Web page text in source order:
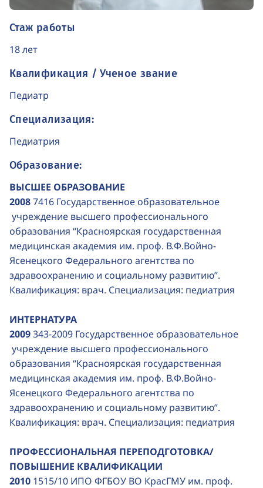
Стаж работы
18 лет
Квалификация / Ученое звание
Педиатр
Специализация:
Педиатрия
Образование:
ВЫСШЕЕ ОБРАЗОВАНИЕ
20087416 Государственное образовательное
учреждение высшего профессионального
образования “Красноярская государственная
медицинская академия им. проф. В.Ф.Войно-
Ясенецкого Федерального агентства по
здравоохранению и социальному развитию”.
Квалификация: врач. Специализация: педиатрия
ИНТЕРНАТУРА
2009343-2009 Государственное образовательное
учреждение высшего профессионального
образования “Красноярская государственная
медицинская академия им. проф. В.Ф.Войно-
Ясенецкого Федерального агентства по
здравоохранению и социальному развитию”.
Квалификация: врач. Специализация: педиатрия
ПРОФЕССИОНАЛЬНАЯ ПЕРЕПОДГОТОВКА/
ПОВЫШЕНИЕ КВАЛИФИКАЦИИ
2010 1515/10 ИПО ФГБОУ ВО КрасГМУ им. проф.